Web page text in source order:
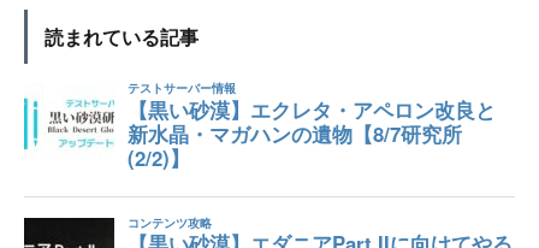
読まれている記事